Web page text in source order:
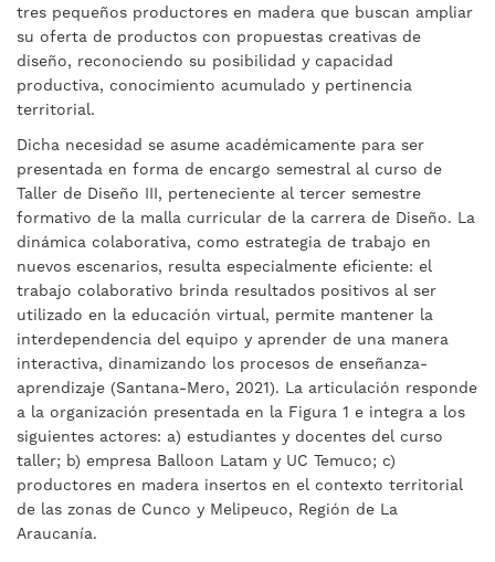
tres pequeños productores en madera que buscan ampliar
su oferta de productos con propuestas creativas de
diseño, reconociendo su posibilidad y capacidad
productiva, conocimiento acumulado y pertinencia
territorial.
Dicha necesidad se asume académicamente para ser
presentada en forma de encargo semestral al curso de
Taller de Diseño III, perteneciente al tercer semestre
formativo de la malla curricular de la carrera de Diseño. La
dinámica colaborativa, como estrategia de trabajo en
nuevos escenarios, resulta especialmente eficiente: el
trabajo colaborativo brinda resultados positivos al ser
utilizado en la educación virtual, permite mantener la
interdependencia del equipo y aprender de una manera
interactiva, dinamizando los procesos de enseñanza-
aprendizaje (Santana-Mero, 2021). La articulación responde
a la organización presentada en la Figura 1 e integra a los
siguientes actores: a) estudiantes y docentes del curso
taller; b) empresa Balloon Latam y UC Temuco; c)
productores en madera insertos en el contexto territorial
de las zonas de Cunco y Melipeuco, Región de La
Araucanía.